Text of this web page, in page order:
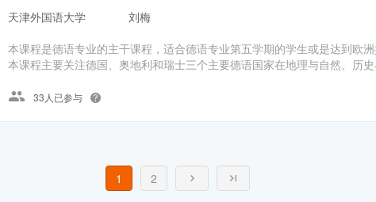
天津外国语大学
刘梅
本课程是德语专业的主干课程，适合德语专业第五学期的学生或是达到欧
本课程主要关注德国、奥地利和瑞士三个主要德语国家在地理与自然、历
33人已参与
1 2